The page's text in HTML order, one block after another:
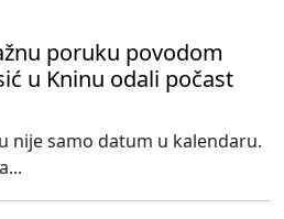
poruku povodom
u Kninu odali počast
nije samo datum u kalendaru.